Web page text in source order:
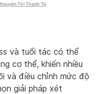
Thị Thanh Tú
và tuổi tác có thể
cơ thể, khiến nhiều
và điều chỉnh mức độ
giải pháp xét